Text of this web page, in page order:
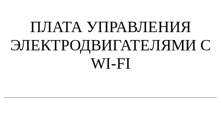
ПЛАТА УПРАВЛЕНИЯ
ЭЛЕКТРОДВИГАТЕЛЯМИ C
WI-FI